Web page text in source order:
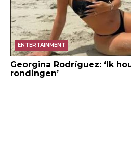
ENTERTAINMENT
Georgina Rodríguez: ‘Ik
rondingen’